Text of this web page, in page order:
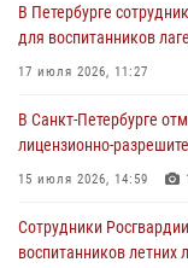
Сотрудники и
правопорядок при
06 августа 2026, 07:30
В Выборгском районе
разыскиваемый
05 августа 2026, 12:25
Петербургские
автомобиль, ранее
В Петербурге
для воспитанников
17 июля 2026, 11:27
В Санкт-Петербурге
лицензионно-
15 июля 2026, 14:59
Сотрудники
воспитанников летних